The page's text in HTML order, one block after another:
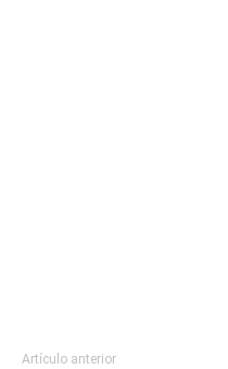
Artículo anterior